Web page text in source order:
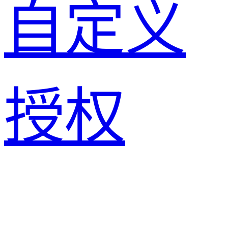
自定义
授权